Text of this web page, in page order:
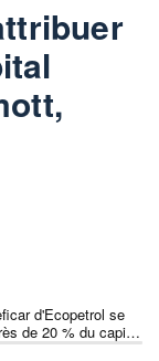
d'Ecopetrol se
de 20 % du capital
selon la